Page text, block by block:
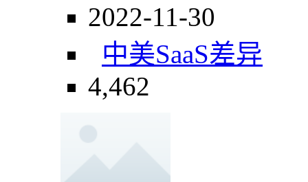
2022-11-30
中美SaaS差异
4,462